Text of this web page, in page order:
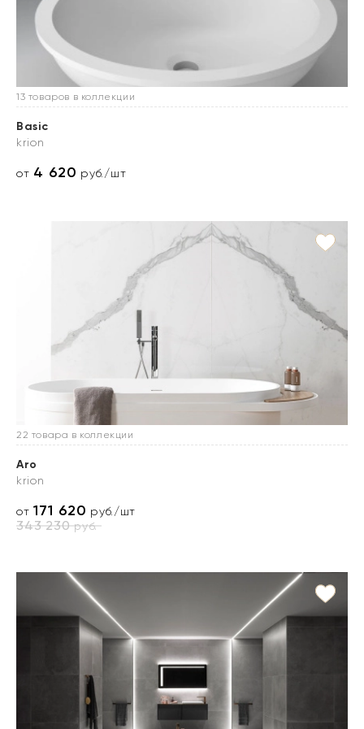
13 товаров в коллекции
Basic
krion
от 4 620 руб./шт
22 товара в коллекции
Aro
krion
от171 620 руб./шт
343 230руб.